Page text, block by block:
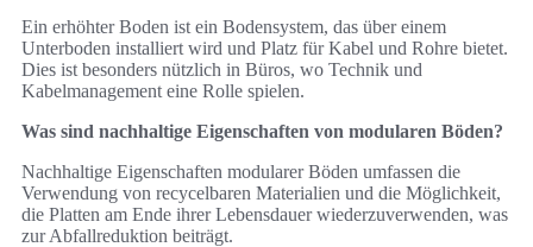
Ein erhöhter Boden ist ein Bodensystem, das über einem
Unterboden installiert wird und Platz für Kabel und Rohre bietet.
Dies ist besonders nützlich in Büros, wo Technik und
Kabelmanagement eine Rolle spielen.
Was sind nachhaltige Eigenschaften von modularen Böden?
Nachhaltige Eigenschaften modularer Böden umfassen die
Verwendung von recycelbaren Materialien und die Möglichkeit,
die Platten am Ende ihrer Lebensdauer wiederzuverwenden, was
zur Abfallreduktion beiträgt.